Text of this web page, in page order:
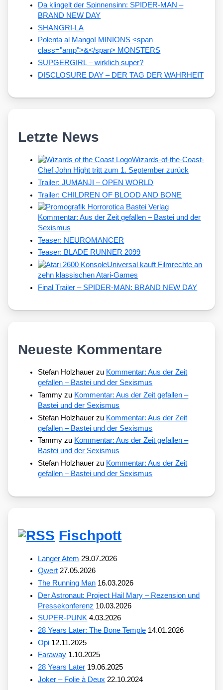
Da klingelt der Spinnensinn: SPIDER-MAN –
BRAND NEW DAY
SHANGRI-LA
Polenta al Mango! MINIONS <span
class="amp">&</span> MONSTERS
SUPGERGIRL – wirklich super?
DISCLOSURE DAY – DER TAG DER WAHRHEIT
Letzte News
Wizards-of-the-Coast-
Chef John Hight tritt zum 1. September zurück
Trailer: JUMANJI – OPEN WORLD
Trailer: CHILDREN OF BLOOD AND BONE
Kommentar: Aus der Zeit gefallen – Bastei und der
Sexismus
Teaser: NEUROMANCER
Teaser: BLADE RUNNER 2099
Universal kauft Filmrechte an
zehn klassischen Atari-Games
Final Trailer – SPIDER-MAN: BRAND NEW DAY
Neueste Kommentare
Stefan Holzhauer zu Kommentar: Aus der Zeit
gefallen – Bastei und der Sexismus
Tammy zu Kommentar: Aus der Zeit gefallen –
Bastei und der Sexismus
Stefan Holzhauer zu Kommentar: Aus der Zeit
gefallen – Bastei und der Sexismus
Tammy zu Kommentar: Aus der Zeit gefallen –
Bastei und der Sexismus
Stefan Holzhauer zu Kommentar: Aus der Zeit
gefallen – Bastei und der Sexismus
Fischpott
Langer Atem 29.07.2026
Qwert 27.05.2026
The Running Man 16.03.2026
Der Astronaut: Project Hail Mary – Rezension und
Pressekonferenz 10.03.2026
SUPER-PUNK 4.03.2026
28 Years Later: The Bone Temple 14.01.2026
Opi 12.11.2025
Faraway 1.10.2025
28 Years Later 19.06.2025
Joker – Folie à Deux 22.10.2024